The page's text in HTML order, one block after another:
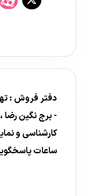
دفتر فروش :
- برج نگین رضا ، طبقه 16
کارشناسی و
ساعات پاسخگویی : 9:30